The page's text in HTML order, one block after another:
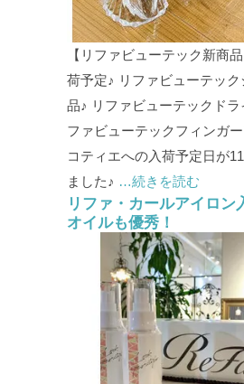
【リファビューテック新商
荷予定♪ リファビューテッ
品♪ リファビューテックドラ
ファビューテックフィンガ
コティエへの入荷予定日が
ました♪ …続きを読む
リファ・カールアイロン
オイルも優秀！